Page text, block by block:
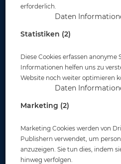
erforderlich.
Daten
Statistiken (2)
Diese Cookies erfassen anonyme
Informationen helfen uns zu
Website noch weiter optimieren
Daten
Marketing (2)
Marketing Cookies werden von
Publishern verwendet, um
anzuzeigen. Sie tun dies, indem
hinweg verfolgen.